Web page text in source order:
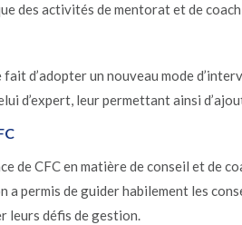
des activités de mentorat et de
fait d’adopter un nouveau mode
d’expert, leur permettant ainsi
de CFC en matière de conseil et de
a permis de guider habilement les
leurs défis de gestion.